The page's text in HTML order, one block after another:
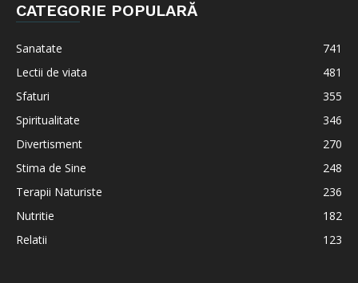
CATEGORIE POPULARĂ
Sanatate
741
Lectii de viata
481
Sfaturi
355
Spiritualitate
346
Divertisment
270
Stima de Sine
248
Terapii Naturiste
236
Nutritie
182
Relatii
123